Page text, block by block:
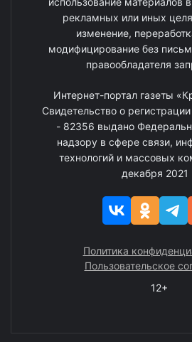
рекламных или иных
изменение,
модифицирование без
правообладателя
Интернет-портал газеты
Свидетельство о
- 82356 выдано
надзору в сфере связи,
технологий и массовых
декабря 2021
Политика
Пользовательское
12+